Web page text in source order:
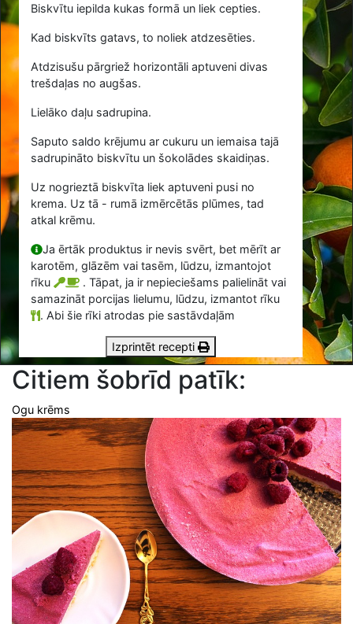
Biskvītu iepilda kukas formā un liek cepties.
Kad biskvīts gatavs, to noliek atdzesēties.
Atdzisušu pārgriež horizontāli aptuveni divas
trešdaļas no augšas.
Lielāko daļu sadrupina.
Saputo saldo krējumu ar cukuru un iemaisa tajā
sadrupināto biskvītu un šokolādes skaidiņas.
Uz nogrieztā biskvīta liek aptuveni pusi no
krema. Uz tā - rumā izmērcētās plūmes, tad
atkal krēmu.
Ja ērtāk produktus ir nevis svērt, bet mērīt ar
karotēm, glāzēm vai tasēm, lūdzu, izmantojot
rīku
. Tāpat, ja ir nepieciešams palielināt vai
samazināt porcijas lielumu, lūdzu, izmantot rīku
. Abi šie rīki atrodas pie sastāvdaļām
Izprintēt recepti
Citiem šobrīd patīk:
Ogu krēms